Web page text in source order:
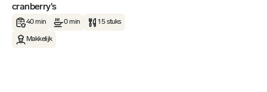
cranberry's
40 min 0 min 15 stuks
Makkelijk